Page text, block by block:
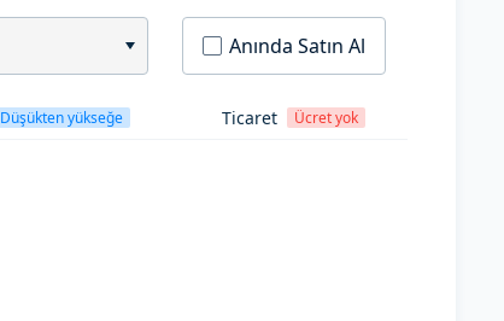
Anında Satın Al
Düşükten yükseğe Ticaret Ücret yok